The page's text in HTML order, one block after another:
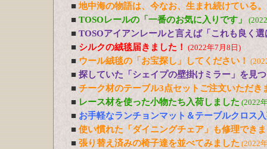
■ 地中海の物語は、今なお、生まれ続けている
■ TOSOレールの「一番のお気に入りです」
■ TOSOアイアンレールと言えば「これも良く
■ シルクの絨毯届きました！ (2022年7月8日)
■ ウール絨毯の「お宝探し」してください！
■ 探していた「シェイプの壁掛けミラー」を見
■ チーク材のテーブル3点セットご注文いただき
■ レース材を使った小物たち入荷しました (2022
■ お手軽なランチョンマット＆テーブルクロス
■ 使い慣れた「ダイニングチェア」も修理でき
■ 張り替え済みの椅子達を並べてみました (2022